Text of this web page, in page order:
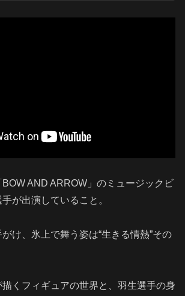
AND ARROW」のミュージックビ
が出演していること。
け、氷上で舞う姿は“生きる情熱”その
描くフィギュアの世界と、羽生選手の身